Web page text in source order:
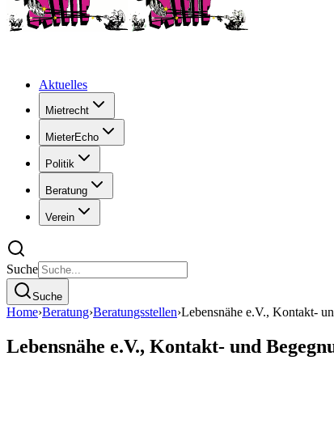
Aktuelles
Mietrecht
MieterEcho
Politik
Beratung
Verein
Suche
Suche
Home›Beratung›Beratungsstellen›Lebensnähe e.V., Kontakt-
Lebensnähe e.V., Kontakt- und